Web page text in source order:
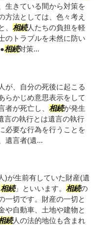
生きている間から対策を
方法としては、色々考え
、 相続人たちの負担を軽
のトラブルを未然に防い
相続対策...
が、自分の死後に起こる
らかじめ意思表示をして
者が死亡し、 相続が発生
言の執行とは遺言の執行
必要な行為を行うことを
遺言者(遺...
)が生前有していた財産(遺
相続」といいます。 相続の
一切です。財産の一切と
や自動車、土地や建物と
続人の法的地位も含まれ